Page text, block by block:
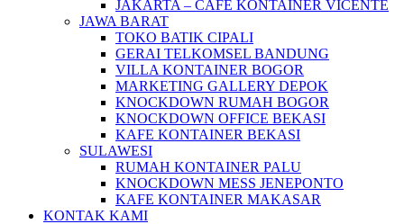
JAKARTA – CAFE KONTAINER VICENTE
JAWA BARAT
TOKO BATIK CIPALI
GERAI TELKOMSEL BANDUNG
VILLA KONTAINER BOGOR
MARKETING GALLERY DEPOK
KNOCKDOWN RUMAH BOGOR
KNOCKDOWN OFFICE BEKASI
KAFE KONTAINER BEKASI
SULAWESI
RUMAH KONTAINER PALU
KNOCKDOWN MESS JENEPONTO
KAFE KONTAINER MAKASAR
KONTAK KAMI